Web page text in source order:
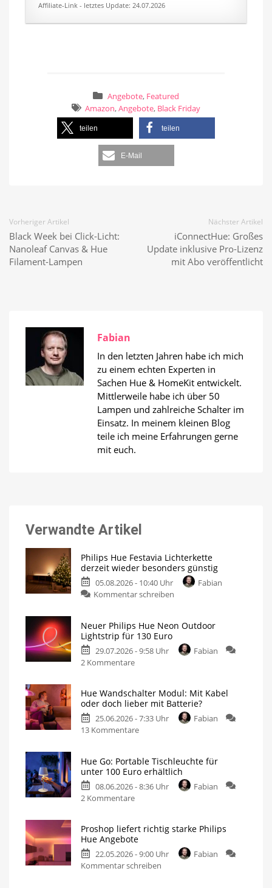
Affiliate-Link - letztes Update: 24.07.2026
Angebote, Featured
Amazon,Angebote, Black Friday
teilen teilen
E-Mail
Vorheriger Artikel
Black Week bei Click-Licht:
Nanoleaf Canvas & Hue
Filament-Lampen
Nächster Artikel
iConnectHue: Großes
Update inklusive Pro-Lizenz
mit Abo veröffentlicht
Fabian
In den letzten Jahren habe ich mich
zu einem echten Experten in
Sachen Hue & HomeKit entwickelt.
Mittlerweile habe ich über 50
Lampen und zahlreiche Schalter im
Einsatz. In meinem kleinen Blog
teile ich meine Erfahrungen gerne
mit euch.
Verwandte Artikel
Philips Hue Festavia Lichterkette
derzeit wieder besonders günstig
05.08.2026 - 10:40 Uhr
Fabian
Kommentar schreiben
Festavia
derzeit
20
Meter
mit
200
LEDs
Neuer Philips Hue Neon Outdoor
Lightstrip für 130 Euro
29.07.2026 - 9:58 Uhr
Fabian
2 Kommentarezu
Hue
Neon
Outdoor
Lightstrip
Euro
Ausgestattet
Gradient-
Hue Wandschalter Modul: Mit Kabel
oder doch lieber mit Batterie?
25.06.2026 - 7:33 Uhr
Fabian
13 Kommentarezu
Modul:
Mit
Kabel
mit
Jetzt
Angebot
Hue Go: Portable Tischleuchte für
unter 100 Euro erhältlich
08.06.2026 - 8:36 Uhr
Fabian
2 Kommentarezu
Portable
Tischleuchte
für
unter
Proshop liefert richtig starke Philips
Hue Angebote
22.05.2026 - 9:00 Uhr
Fabian
Kommentar schreiben